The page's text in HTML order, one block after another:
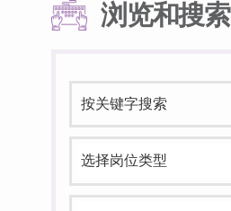
浏览和搜索